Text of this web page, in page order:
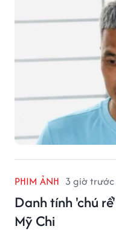
PHIM ẢNH 3 giờ trước
Danh tính 'chú
Mỹ Chi